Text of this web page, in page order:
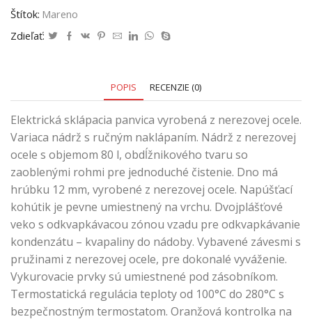
Štítok: Mareno
Zdieľať:
POPIS RECENZIE (0)
Elektrická sklápacia panvica vyrobená z nerezovej ocele.
Variaca nádrž s ručným naklápaním. Nádrž z nerezovej
ocele s objemom 80 l, obdĺžnikového tvaru so
zaoblenými rohmi pre jednoduché čistenie. Dno má
hrúbku 12 mm, vyrobené z nerezovej ocele. Napúšťací
kohútik je pevne umiestnený na vrchu. Dvojplášťové
veko s odkvapkávacou zónou vzadu pre odkvapkávanie
kondenzátu – kvapaliny do nádoby. Vybavené závesmi s
pružinami z nerezovej ocele, pre dokonalé vyváženie.
Vykurovacie prvky sú umiestnené pod zásobníkom.
Termostatická regulácia teploty od 100°C do 280°C s
bezpečnostným termostatom. Oranžová kontrolka na